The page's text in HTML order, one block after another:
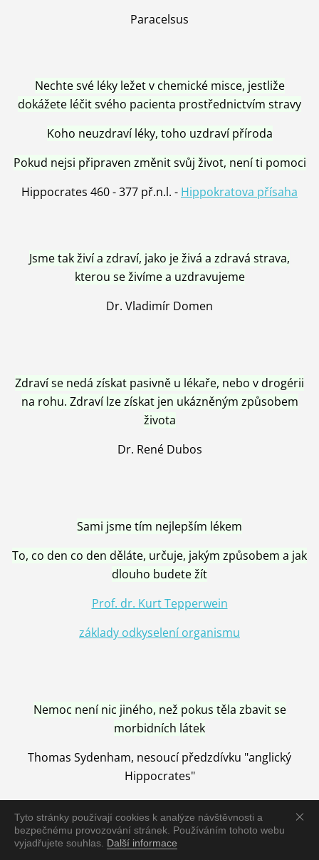
Tyto stránky používají cookies k analýze návštěvnosti a
bezpečnému provozování stránek. Používáním tohoto webu
vyjadřujete souhlas. Další informace
Paracelsus
Nechte své léky ležet v chemické misce, jestliže
dokážete léčit svého pacienta prostřednictvím stravy
Koho neuzdraví léky, toho uzdraví příroda
Pokud nejsi připraven změnit svůj život, není ti pomoci
Hippocrates 460 - 377 př.n.l. - Hippokratova přísaha
Jsme tak živí a zdraví, jako je živá a zdravá strava,
kterou se živíme a uzdravujeme
Dr. Vladimír Domen
Zdraví se nedá získat pasivně u lékaře, nebo v drogérii
na rohu. Zdraví lze získat jen ukázněným způsobem
života
Dr. René Dubos
Sami jsme tím nejlepším lékem
To, co den co den děláte, určuje, jakým způsobem a jak
dlouho budete žít
Prof. dr. Kurt Tepperwein
základy odkyselení organismu
Nemoc není nic jiného, než pokus těla zbavit se
morbidních látek
Thomas Sydenham, nesoucí předzdívku "anglický
Hippocrates"
Nemoc je vyléčena jen pomocí Přírody, neutralizací a